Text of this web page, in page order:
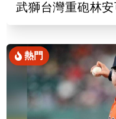
武獅台灣重砲林
了
熱門